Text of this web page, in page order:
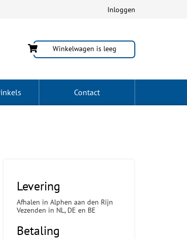
Inloggen
Winkelwagen is leeg
Contact
Levering
Afhalen in Alphen aan den Rijn
Vezenden in NL, DE en BE
Betaling